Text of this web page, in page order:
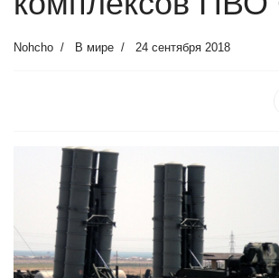
Nohcho В мире 24 сентября 2018